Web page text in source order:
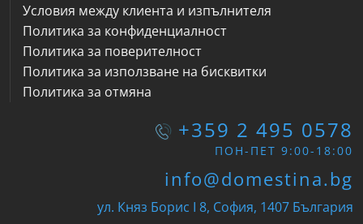
Условия между клиента и изпълнителя
Политика за конфиденциалност
Политика за поверителност
Политика за използване на бисквитки
Политика за отмяна
+359 2 495 0578
ПОН-ПЕТ 9:00-18:00
info@domestina.bg
ул. Княз Борис I 8, София, 1407 България